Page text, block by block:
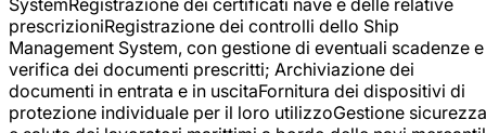
prescrizioniRegistrazione dei controlli dello Ship
Management System, con gestione di eventuali scadenze e
verifica dei documenti prescritti; Archiviazione dei
documenti in entrata e in uscitaFornitura dei dispositivi di
protezione individuale per il loro utilizzoGestione sicurezza